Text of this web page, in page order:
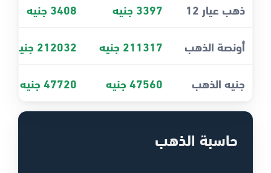
ذهب عيار 12 3397 جنيه 3408 جنيه
أونصة الذهب 211317 جنيه 212032 جنيه
جنيه الذهب 47560 جنيه 47720 جنيه
حاسبة الذهب